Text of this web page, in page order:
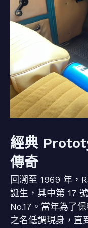
經典
傳奇
回溯至 1969 年，
誕生，其中第 17
No.17。當年為了
之名低調現身，直